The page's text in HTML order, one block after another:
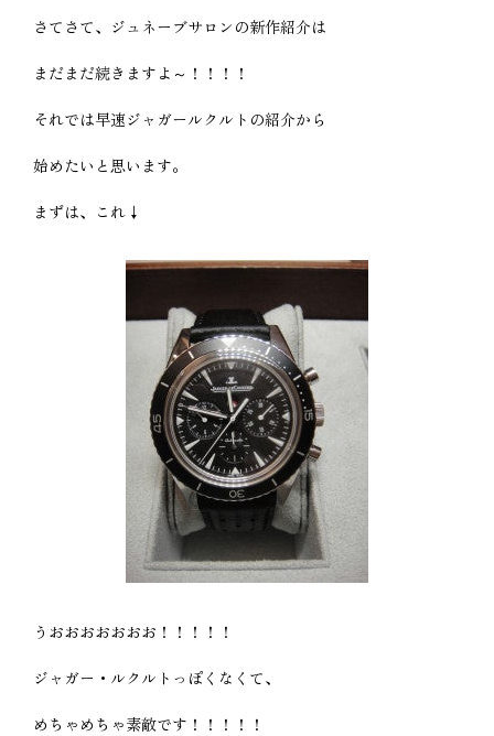
さてさて、ジュネーブサロンの新作紹介は
まだまだ続きますよ～！！！！
それでは早速ジャガールクルトの紹介から
始めたいと思います。
まずは、これ↓
うおおおおおおお！！！！！
ジャガー・ルクルトっぽくなくて、
めちゃめちゃ素敵です！！！！！